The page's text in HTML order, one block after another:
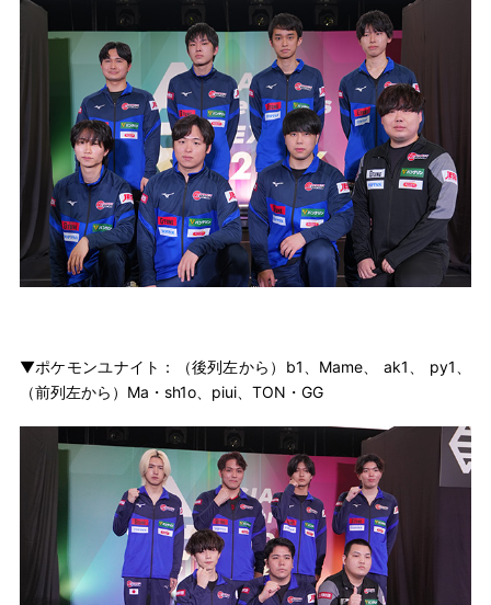
▼ポケモンユナイト：（後列左から）b1、Mame、 ak1、 py1、
（前列左から）Ma・sh1o、piui、TON・GG